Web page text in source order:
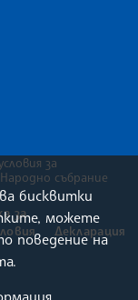
за
събрание
за
Декларация
бисквитки
можете
поведение на